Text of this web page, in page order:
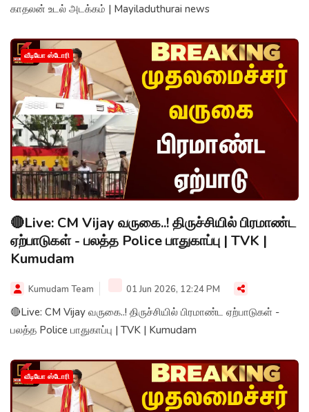
காதலன் உடல் அடக்கம் | Mayiladuthurai news
வீடியோ ஸ்டோரி
🔴Live: CM Vijay வருகை..! திருச்சியில் பிரமாண்ட
ஏற்பாடுகள் - பலத்த Police பாதுகாப்பு | TVK |
Kumudam
Kumudam Team 01 Jun 2026, 12:24 PM
🔴Live: CM Vijay வருகை..! திருச்சியில் பிரமாண்ட ஏற்பாடுகள் -
பலத்த Police பாதுகாப்பு | TVK | Kumudam
வீடியோ ஸ்டோரி